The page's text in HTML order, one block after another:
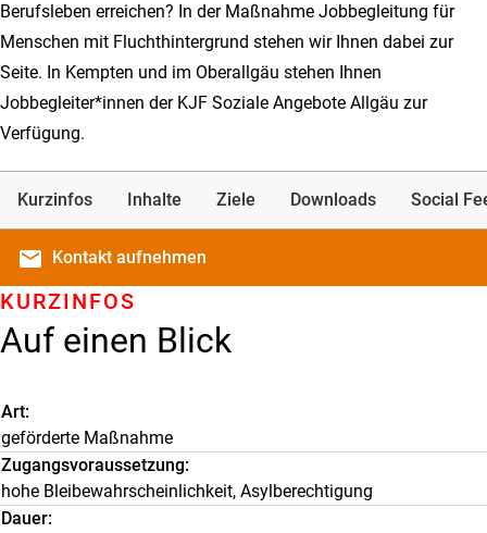
Berufsleben erreichen? In der Maßnahme Jobbegleitung für
Menschen mit Fluchthintergrund stehen wir Ihnen dabei zur
Seite. In Kempten und im Oberallgäu stehen Ihnen
Jobbegleiter*innen der KJF Soziale Angebote Allgäu zur
Verfügung.
Kurzinfos Inhalte Ziele Downloads Social
email Kontakt aufnehmen
Auf einen Blick
KURZINFOS
Art
geförderte Maßnahme
Zugangsvoraussetzung
hohe Bleibewahrscheinlichkeit, Asylberechtigung
Dauer